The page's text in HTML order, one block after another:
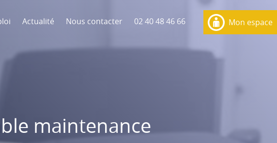
Actualité Nous contacter 02 40 48 46 66
maintenance
Mon espace